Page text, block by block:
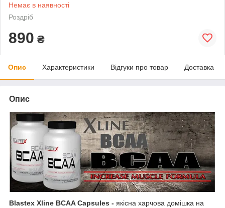
Немає в наявності
Роздріб
890 ₴
Опис Характеристики Відгуки про товар Доставка
Опис
Blastex Xline BCAA Capsules - якісна харчова домішка на